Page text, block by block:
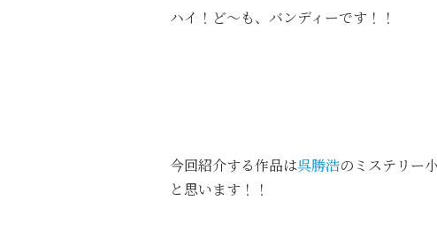
ハイ！ど～も、バンディーです！！
今回紹介する作品は呉勝浩のミステリー
と思います！！